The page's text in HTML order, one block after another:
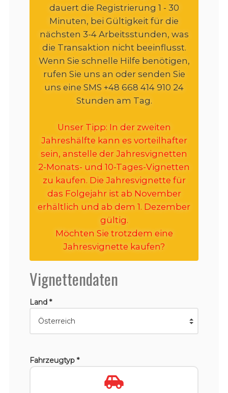
dauert die Registrierung 1 - 30
Minuten, bei Gültigkeit für die
nächsten 3-4 Arbeitsstunden, was
die Transaktion nicht beeinflusst.
Wenn Sie schnelle Hilfe benötigen,
rufen Sie uns an oder senden Sie
uns eine SMS +48 668 414 910 24
Stunden am Tag.
Unser Tipp: In der zweiten
Jahreshälfte kann es vorteilhafter
sein, anstelle der Jahresvignetten
2-Monats- und 10-Tages-Vignetten
zu kaufen. Die Jahresvignette für
das Folgejahr ist ab November
erhältlich und ab dem 1. Dezember
gültig.
Möchten Sie trotzdem eine
Jahresvignette kaufen?
Vignettendaten
Land *
Fahrzeugtyp *